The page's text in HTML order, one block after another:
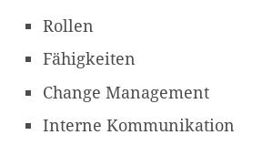
Rollen
Fähigkeiten
Change Management
Interne Kommunikation